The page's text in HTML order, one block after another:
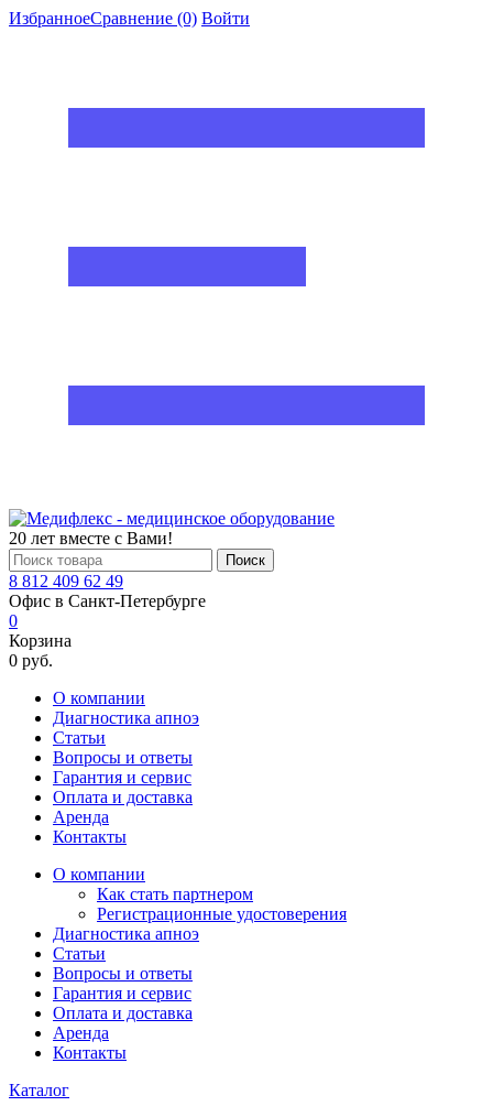
ИзбранноеСравнение (0) Войти
20 лет вместе с Вами!
Поиск
8 812 409 62 49
Офис в Санкт-Петербурге
0
Корзина
0 руб.
О компании
Диагностика апноэ
Статьи
Вопросы и ответы
Гарантия и сервис
Оплата и доставка
Аренда
Контакты
О компании
Как стать партнером
Регистрационные удостоверения
Диагностика апноэ
Статьи
Вопросы и ответы
Гарантия и сервис
Оплата и доставка
Аренда
Контакты
Каталог